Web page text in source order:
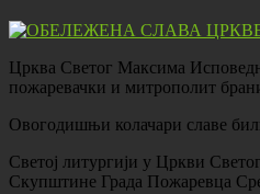
Црква Светог Максима
пожаревачки и митрополит
Овогодишњи колачари славе
Светој литургији у Цркви
Скупштине Града Пожаревца